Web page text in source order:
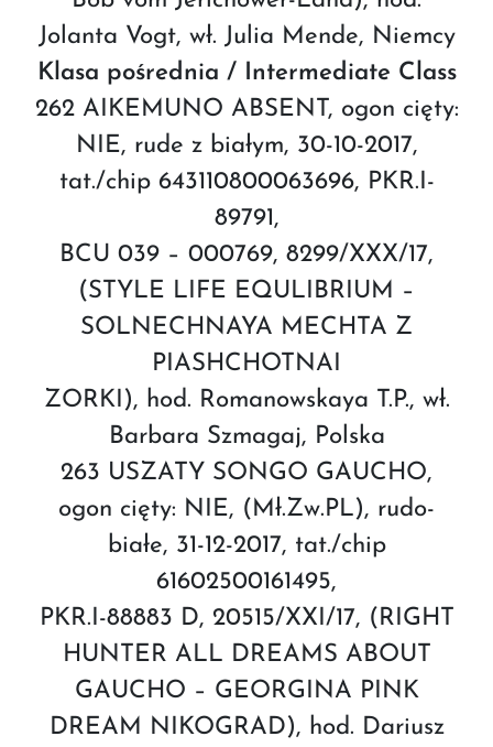
Jolanta Vogt, wł. Julia Mende, Niemcy
Klasa pośrednia / Intermediate Class
262 AIKEMUNO ABSENT, ogon cięty:
NIE, rude z białym, 30-10-2017,
tat./chip 643110800063696, PKR.I-
89791,
BCU 039 – 000769, 8299/XXX/17,
(STYLE LIFE EQULIBRIUM –
SOLNECHNAYA MECHTA Z
PIASHCHOTNAI
ZORKI), hod. Romanowskaya T.P., wł.
Barbara Szmagaj, Polska
263 USZATY SONGO GAUCHO,
ogon cięty: NIE, (Mł.Zw.PL), rudo-
białe, 31-12-2017, tat./chip
61602500161495,
PKR.I-88883 D, 20515/XXI/17, (RIGHT
HUNTER ALL DREAMS ABOUT
GAUCHO – GEORGINA PINK
DREAM NIKOGRAD), hod. Dariusz